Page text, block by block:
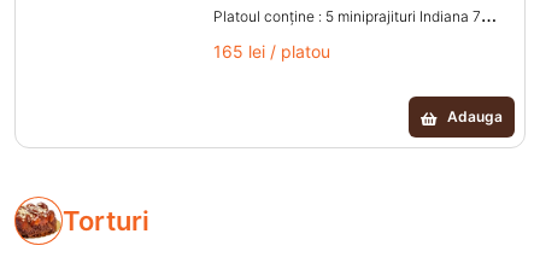
Platoul conţine : 5 miniprajituri Indiana 7
miniprajituri Cornet 5 miniprajituri Tartă
165 lei / platou
Adauga
Torturi